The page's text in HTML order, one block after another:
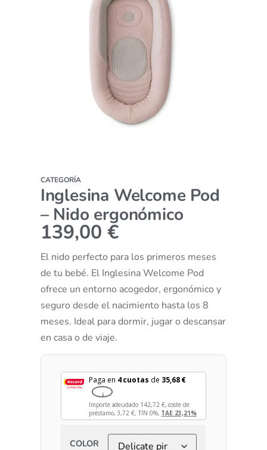
CATEGORÍA
Inglesina Welcome Pod
– Nido ergonómico
139,00 €
El nido perfecto para los primeros meses
de tu bebé. El Inglesina Welcome Pod
ofrece un entorno acogedor, ergonómico y
seguro desde el nacimiento hasta los 8
meses. Ideal para dormir, jugar o descansar
en casa o de viaje.
Paga en 4 cuotas de 35,68€
i
Importe adeudado 142,72 €, coste de
préstamo,3,72€, TIN 0%, TAE 23,21%
COLOR